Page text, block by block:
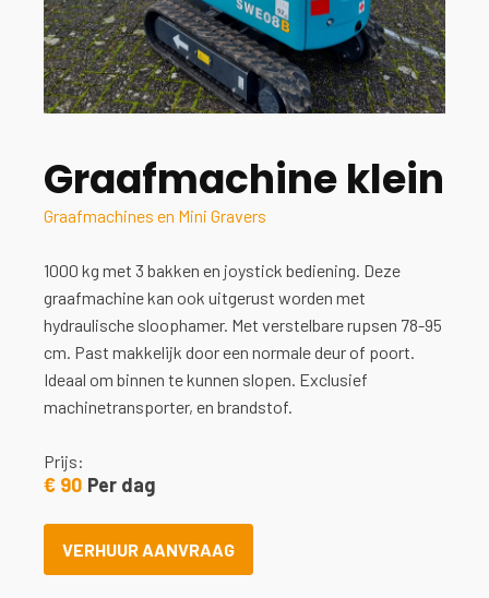
Graafmachine klein
Graafmachines en Mini Gravers
1000 kg met 3 bakken en joystick bediening. Deze
graafmachine kan ook uitgerust worden met
hydraulische sloophamer. Met verstelbare rupsen 78-95
cm. Past makkelijk door een normale deur of poort.
Ideaal om binnen te kunnen slopen. Exclusief
machinetransporter, en brandstof.
Prijs:
€ 90 Per dag
VERHUUR AANVRAAG